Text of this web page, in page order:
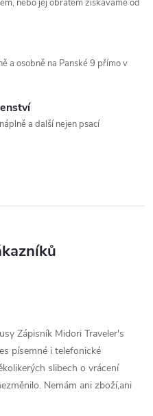
nebo jej obratem získáváme od
a osobně na Panské 9 přímo v
a další nejen psací
Zápisník Midori Traveler's
písemné i telefonické
slibech o vrácení
Nemám ani zboží,ani